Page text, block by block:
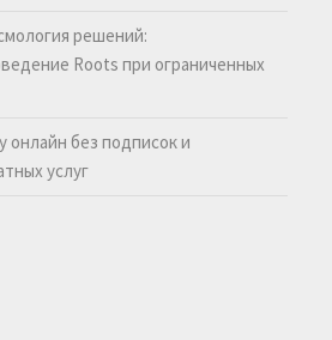
решений:
Roots при ограниченных
онлайн без подписок и
услуг